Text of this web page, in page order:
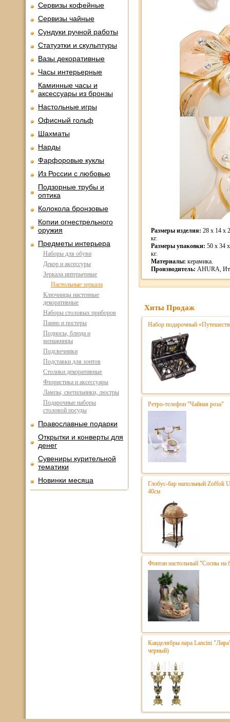
Сервизы кофейные
Сервизы чайные
Сундуки ручной работы
Статуэтки и скульптуры
Вазы декоративные
Часы интерьерные
Каминные часы и
аксессуары из бронзы
Настольные игры
Офисный гольф
Шахматы
Нарды
Фарфоровые куклы
Из России с любовью
Подзорные трубы и
оптика
Колокола бронзовые
Копии огнестрельного
оружия
Предметы интерьера
Наборы для обуви
Декор и аксессуры
Зеркала интерьерные
Настольные зеркала
Ключницы настенные
декоративные
Наборы столовых приборов
Панно и постеры
Подносы, блюда и
менажницы
Подсвечники
Подставки для зонтов
Столики декоративные
Флористика и аксессуары
Лампы, светильники, люстры
Подарочные наборы
столовой посуды
Православные подарки
Открытки и конверты для
денег
Сувениры курительной
тематики
Новинки месяца
Размеры изделия: 28 x 14 x
кг.
Размеры упаковки: 50 x 34
кг.
Материалы: керамика.
Производитель: AHURA,
Хиты Продаж
Набор подарочный
Ретро-телефон "Чайная роза"
Глобус-бар напольный Zoffoli
40см
Фонтан настольный "Сосны на
Канделябры пара Lancini
черный)